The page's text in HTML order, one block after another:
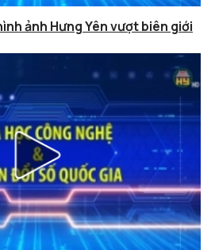
ảnh Hưng Yên vượt biên giới